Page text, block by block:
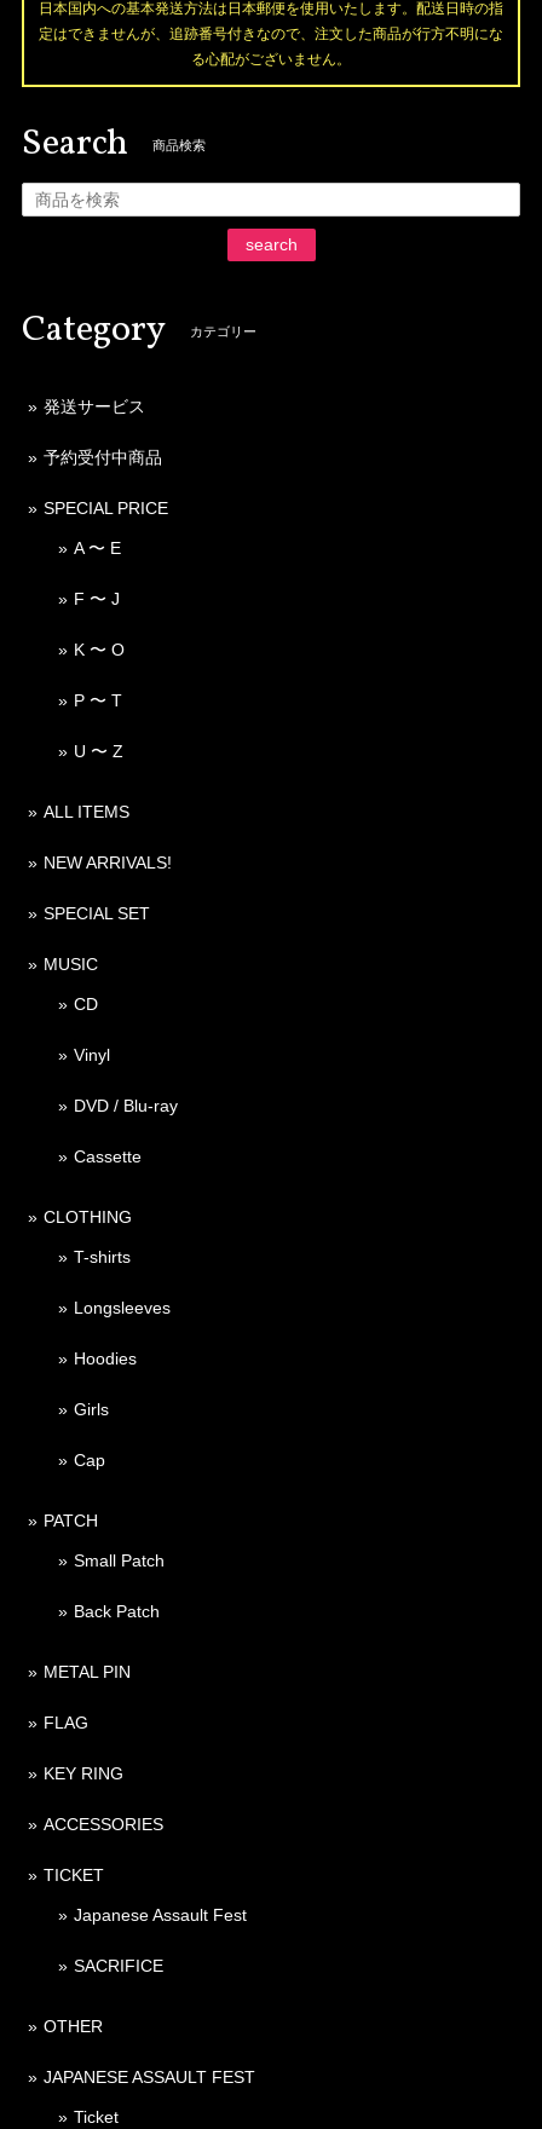
日本国内への基本発送方法は日本郵便を使用いたします。配送日時の指
定はできませんが、追跡番号付きなので、注文した商品が行方不明にな
る心配がございません。
Search 商品検索
search
Category カテゴリー
発送サービス
予約受付中商品
SPECIAL PRICE
A 〜 E
F 〜 J
K 〜 O
P 〜 T
U 〜 Z
ALL ITEMS
NEW ARRIVALS!
SPECIAL SET
MUSIC
CD
Vinyl
DVD / Blu-ray
Cassette
CLOTHING
T-shirts
Longsleeves
Hoodies
Girls
Cap
PATCH
Small Patch
Back Patch
METAL PIN
FLAG
KEY RING
ACCESSORIES
TICKET
Japanese Assault Fest
SACRIFICE
OTHER
JAPANESE ASSAULT FEST
Ticket